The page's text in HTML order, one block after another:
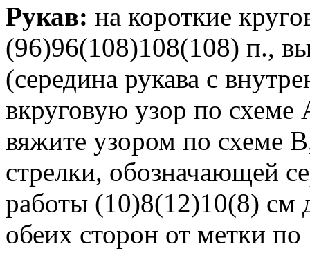
Рукав: на короткие
(96)96(108)108(108) п.,
(середина рукава с
вкруговую узор по
вяжите узором по схеме
стрелки, обозначающей
работы (10)8(12)10(8) см
обеих сторон от метки по